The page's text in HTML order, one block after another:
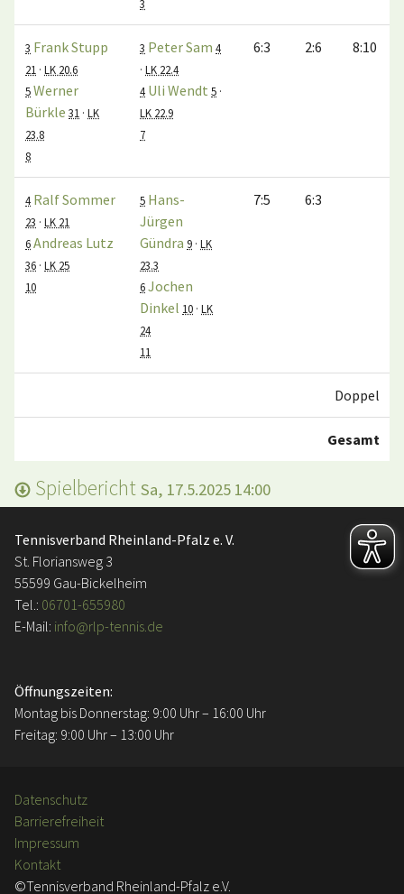
3
3 Frank Stupp
21 · LK 20.6
5Werner
Bürkle 31 · LK
23.8
8
3 Peter Sam 4
· LK 22.4
4 Uli Wendt 5 ·
LK 22.9
7
6:3 2:6 8:10
4 Ralf Sommer
23 · LK 21
6Andreas Lutz
36 · LK 25
10
5 Hans-
Jürgen
Gündra 9 · LK
23.3
6Jochen
Dinkel 10 · LK
24
11
7:5 6:3
Doppel
Gesamt
Spielbericht Sa, 17.5.2025 14:00
Tennisverband Rheinland-Pfalz e. V.
St. Floriansweg 3
55599 Gau-Bickelheim
Tel.: 06701-655980
E-Mail: info@rlp-tennis.de
Öffnungszeiten:
Montag bis Donnerstag: 9:00 Uhr – 16:00 Uhr
Freitag: 9:00 Uhr – 13:00 Uhr
Datenschutz
Barrierefreiheit
Impressum
Kontakt
©Tennisverband Rheinland-Pfalz e.V.